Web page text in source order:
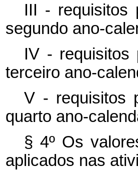
III - requisitos
segundo ano-
IV - requisitos
terceiro ano-
V - requisitos
quarto ano-
§ 4º Os
aplicados nas